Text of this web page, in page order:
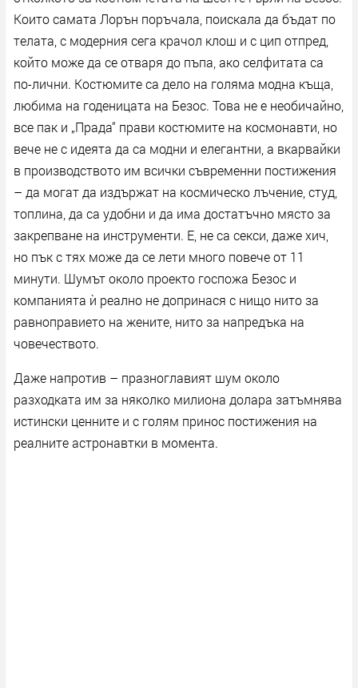
Които самата Лорън поръчала, поискала да бъдат по
телата, с модерния сега крачол клош и с цип отпред,
който може да се отваря до пъпа, ако селфитата са
по-лични. Костюмите са дело на голяма модна къща,
любима на годеницата на Безос. Това не е необичайно,
все пак и „Прада“ прави костюмите на космонавти, но
вече не с идеята да са модни и елегантни, а вкарвайки
в производството им всички съвременни постижения
– да могат да издържат на космическо лъчение, студ,
топлина, да са удобни и да има достатъчно място за
закрепване на инструменти. Е, не са секси, даже хич,
но пък с тях може да се лети много повече от 11
минути. Шумът около проекто госпожа Безос и
компанията ѝ реално не допринася с нищо нито за
равноправието на жените, нито за напредъка на
човечеството.
Даже напротив – празноглавият шум около
разходката им за няколко милиона долара затъмнява
истински ценните и с голям принос постижения на
реалните астронавтки в момента.